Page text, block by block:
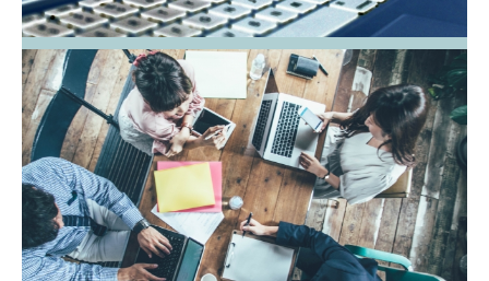
WEBマーケティング